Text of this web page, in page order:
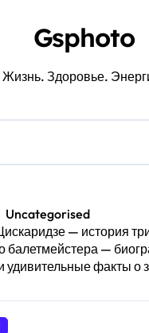
Gsphoto
Жизнь. Здоровье.
Uncategorised
— история
балетмейстера —
удивительные факты о